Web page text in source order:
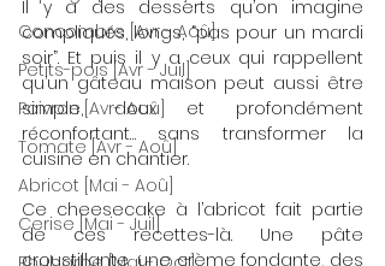
Concombre [Avr - Aoû]
Petits-pois [Avr - Juil]
Poivron [Avr- Aoû]
Tomate [Avr - Aoû]
Abricot [Mai - Aoû]
Cerise [Mai - Juil]
Il y a des desserts qu’on imagine
compliqués, longs, “pas pour un mardi
soir”. Et puis il y a ceux qui rappellent
qu’un gâteau maison peut aussi être
simple, doux et profondément
réconfortant… sans transformer la
cuisine en chantier.
Ce cheesecake à l’abricot fait partie
de ces recettes-là. Une pâte
croustillante, une crème fondante, des